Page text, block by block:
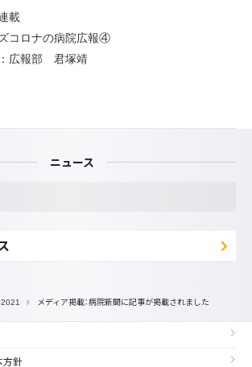
載
の病院広報④
部 君塚靖
ニュース
2021 メディア掲載：病院新聞に記事が掲載されました
方針